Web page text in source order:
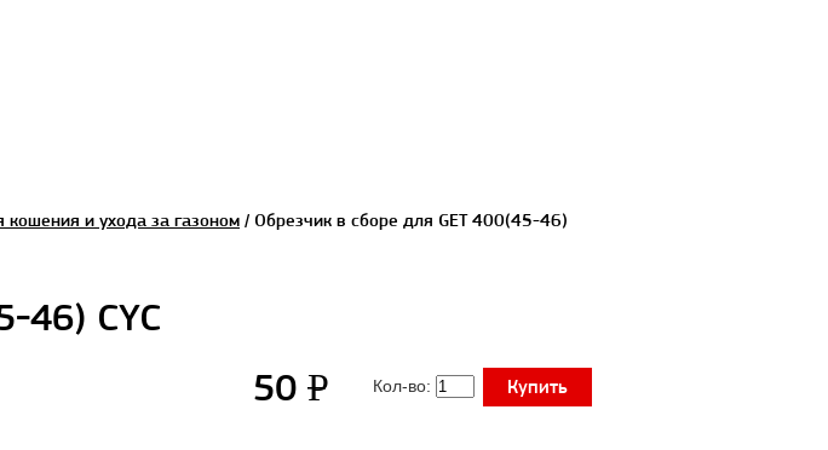
кошения и ухода за газоном / Обрезчик в сборе для GET 400(45-46)
46) СYC
50 PУБ.Кол-во: Купить